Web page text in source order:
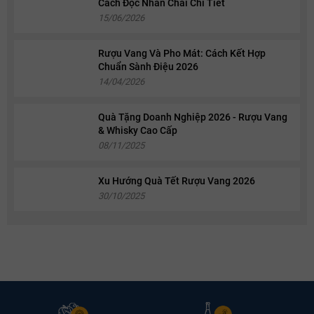
Cách Đọc Nhãn Chai Chi Tiết
15/06/2026
Rượu Vang Và Pho Mát: Cách Kết Hợp
Chuẩn Sành Điệu 2026
14/04/2026
Quà Tặng Doanh Nghiệp 2026 - Rượu Vang
& Whisky Cao Cấp
08/11/2025
Xu Hướng Quà Tết Rượu Vang 2026
30/10/2025